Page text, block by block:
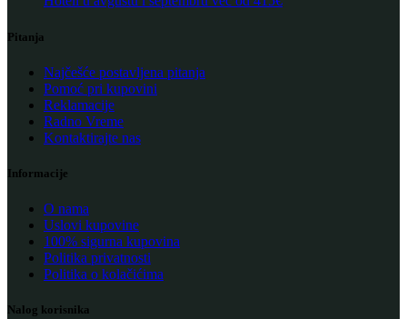
Pitanja
Najčešće postavljena pitanja
Pomoć pri kupovini
Reklamacije
Radno Vreme
Kontaktirajte nas
Informacije
O nama
Uslovi kupovine
100% sigurna kupovina
Politika privatnosti
Politika o kolačićima
Nalog korisnika